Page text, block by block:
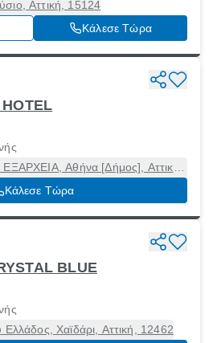
Αττική, 15124
Κάλεσε Τώρα
HOTEL
ΕΞΑΡΧΕΙΑ, Αθήνα [Δήμος], Αττική,
11472
Κάλεσε Τώρα
BLUE
Χαϊδάρι, Αττική, 12462